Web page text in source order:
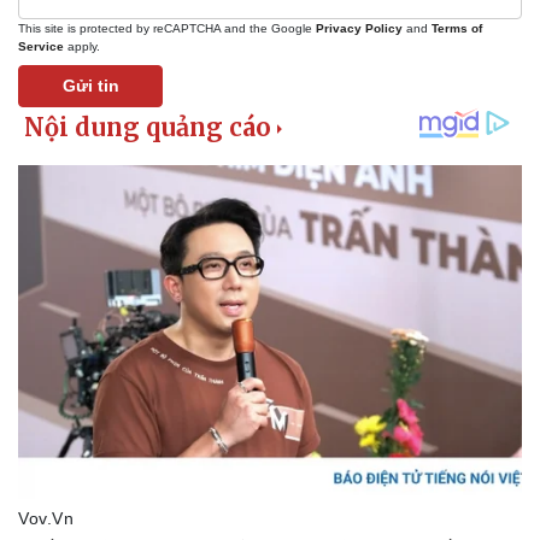
Pháp luật
Tin nóng
Tư vấn luật
Quân sự - Quốc phòng
Phân tích
This site is protected by reCAPTCHA and the Google Privacy Policy and Terms of
Service apply.
Gửi tin